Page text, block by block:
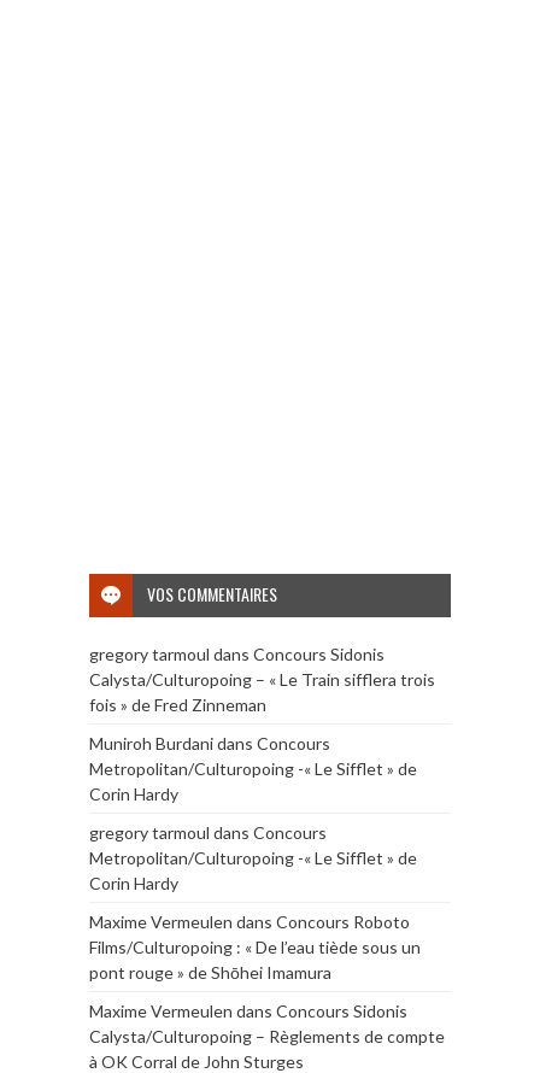
VOS COMMENTAIRES
gregory tarmoul dans Concours Sidonis
Calysta/Culturopoing – « Le Train sifflera trois
fois » de Fred Zinneman
Muniroh Burdanidans Concours
Metropolitan/Culturopoing -« Le Sifflet » de
Corin Hardy
gregory tarmoul dans Concours
Metropolitan/Culturopoing -« Le Sifflet » de
Corin Hardy
Maxime Vermeulen dans Concours Roboto
Films/Culturopoing : « De l’eau tiède sous un
pont rouge » de Shōhei Imamura
Maxime Vermeulen dans Concours Sidonis
Calysta/Culturopoing – Règlements de compte
à OK Corral de John Sturges